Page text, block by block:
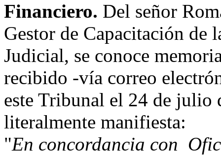
Financiero. Del señor
Gestor de Capacitación de
Judicial, se conoce
recibido -vía correo
este Tribunal el 24 de julio
literalmente manifiesta:
"En concordancia con